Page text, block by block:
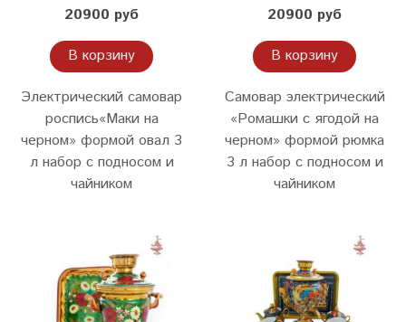
20900 руб
В корзину
Электрический самовар
роспись«Маки на
черном» формой овал 3
л набор с подносом и
чайником
20900 руб
В корзину
Самовар электрический
«Ромашки с ягодой на
черном» формой рюмка
3 л набор с подносом и
чайником